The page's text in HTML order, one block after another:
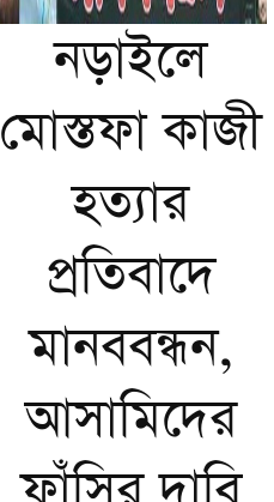
নড়াইলে
মোস্তফা কাজী
হত্যার
প্রতিবাদে
মানববন্ধন,
আসামিদের